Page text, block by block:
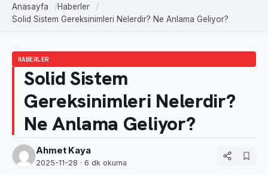
Anasayfa
Haberler
Solid Sistem Gereksinimleri Nelerdir? Ne Anlama Geliyor?
HABERLER
Solid Sistem
Gereksinimleri Nelerdir?
Ne Anlama Geliyor?
Ahmet Kaya
2025-11-28 · 6 dk okuma